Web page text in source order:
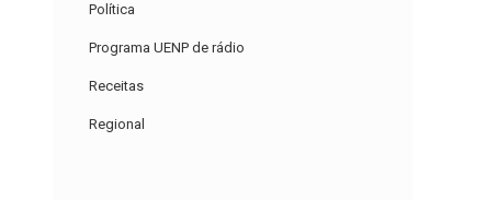
Política
Programa UENP de rádio
Receitas
Regional